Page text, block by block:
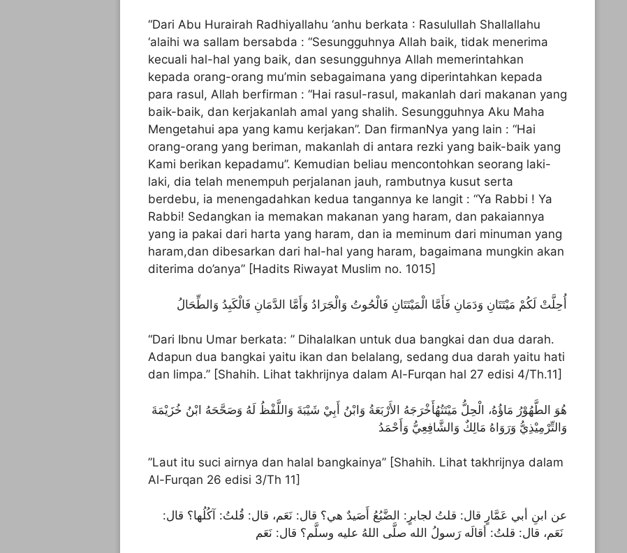
“Dari Abu Hurairah Radhiyallahu ‘anhu berkata : Rasulullah Shallallahu
‘alaihi wa sallam bersabda : “Sesungguhnya Allah baik, tidak menerima
kecuali hal-hal yang baik, dan sesungguhnya Allah memerintahkan
kepada orang-orang mu’min sebagaimana yang diperintahkan kepada
para rasul, Allah berfirman : “Hai rasul-rasul, makanlah dari makanan yang
baik-baik, dan kerjakanlah amal yang shalih. Sesungguhnya Aku Maha
Mengetahui apa yang kamu kerjakan”. Dan firmanNya yang lain : “Hai
orang-orang yang beriman, makanlah di antara rezki yang baik-baik yang
Kami berikan kepadamu”. Kemudian beliau mencontohkan seorang laki-
laki, dia telah menempuh perjalanan jauh, rambutnya kusut serta
berdebu, ia menengadahkan kedua tangannya ke langit : “Ya Rabbi ! Ya
Rabbi! Sedangkan ia memakan makanan yang haram, dan pakaiannya
yang ia pakai dari harta yang haram, dan ia meminum dari minuman yang
haram,dan dibesarkan dari hal-hal yang haram, bagaimana mungkin akan
diterima do’anya” [Hadits Riwayat Muslim no. 1015]
أُحِلَّتْ لَكُمْ مَيْتَتَانِ وَدَمَانِ فَأَمَّا الْمَيْتَتَانِ فَالْحُوتُ وَالْجَرَادُ وَأَمَّا الدَّمَانِ فَالْكَبِدُ وَالطِّحَالُ
“Dari Ibnu Umar berkata: ” Dihalalkan untuk dua bangkai dan dua darah.
Adapun dua bangkai yaitu ikan dan belalang, sedang dua darah yaitu hati
dan limpa.” [Shahih. Lihat takhrijnya dalam Al-Furqan hal 27 edisi 4/Th.11]
هُوَ الطَّهُوْرُ مَاؤُهُ، الْحِلُّ مَيْتَتُهُأَخْرَجَهُ الأَرْبَعَةُ وَابْنُ أَبِيْ شَيْبَةَ وَاللَّفْظُ لَهُ وَصَحَّحَهُ ابْنُ خُزَيْمَةَ
وَالتِّرْمِيْذِيُّ وَرَوَاهُ مَالِكٌ وَالشَّافِعِيُّ وَأَحْمَدُ
”Laut itu suci airnya dan halal bangkainya” [Shahih. Lihat takhrijnya dalam
Al-Furqan 26 edisi 3/Th 11]
عن ابنِ أبي عَمَّارٍ قال: قلتُ لجابرٍ: الضَّبُعُ أَصَيدٌ هي؟ قال: نَعَم، قال: قُلتُ: آكُلُها؟ قال: